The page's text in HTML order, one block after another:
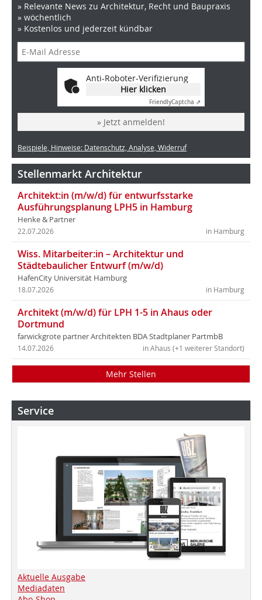
» Relevante News zu Architektur, Recht und Baupraxis
» wöchentlich
» Kostenlos und jederzeit kündbar
Anti-Roboter-Verifizierung
Hier klicken
FriendlyCaptcha ⇗
» Jetzt anmelden!
Beispiele, Hinweise: Datenschutz, Analyse, Widerruf
Stellenmarkt Architektur
Architekt:in (m/w/d) für entwurfsstarke
Ausführungsplanung LPH5 in Hamburg
Henke & Partner
in Hamburg
22.07.2026
Wiss. Mitarbeiter:in – Architektur und
Städtebaulicher Entwurf (m/w/d)
HafenCity Universität Hamburg
in Hamburg
18.07.2026
Architekt (m/w/d) für LPH 1-5 in Ahaus oder
Dortmund
farwickgrote partner Architekten BDA Stadtplaner PartmbB
in Ahaus (+1 weiterer Standort)
14.07.2026
Mehr Stellen
Service
Aktuelle Ausgabe
Mediadaten